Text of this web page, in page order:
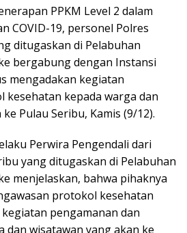
PPKM Level 2 dalam
COVID-19, personel Polres
ditugaskan di Pelabuhan
bergabung dengan Instansi
mengadakan kegiatan
kesehatan kepada warga dan
Pulau Seribu, Kamis (9/12).
Perwira Pengendali dari
yang ditugaskan di Pelabuhan
menjelaskan, bahwa pihaknya
protokol kesehatan
pengamanan dan
dan wisatawan yang akan ke